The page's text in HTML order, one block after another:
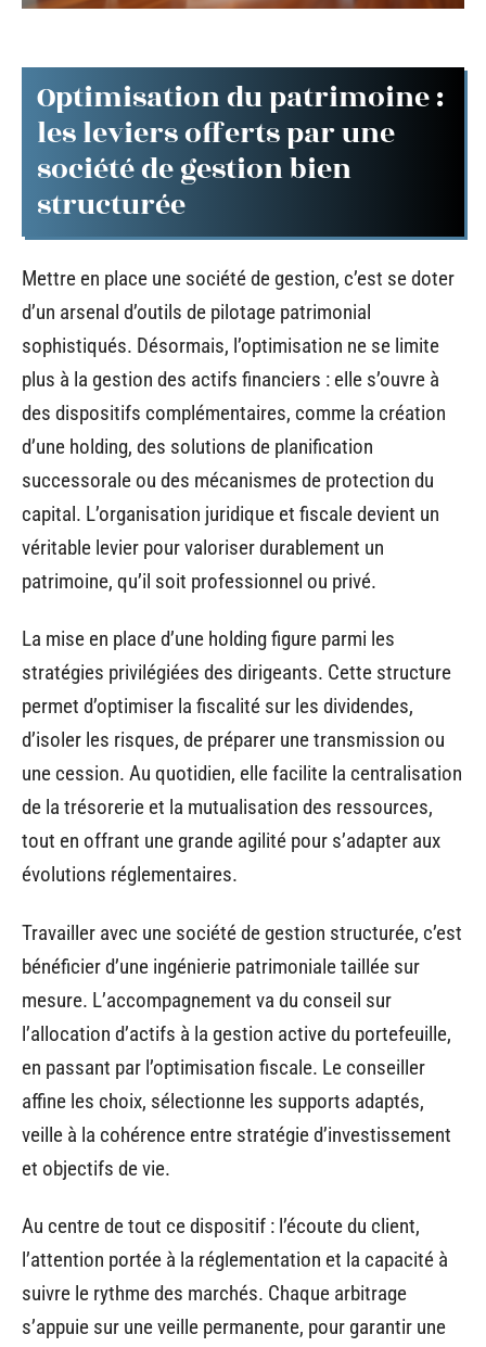
Optimisation du patrimoine :
les leviers offerts par une
société de gestion bien
structurée
Mettre en place une société de gestion, c’est se doter
d’un arsenal d’outils de pilotage patrimonial
sophistiqués. Désormais, l’optimisation ne se limite
plus à la gestion des actifs financiers : elle s’ouvre à
des dispositifs complémentaires, comme la création
d’une holding, des solutions de planification
successorale ou des mécanismes de protection du
capital. L’organisation juridique et fiscale devient un
véritable levier pour valoriser durablement un
patrimoine, qu’il soit professionnel ou privé.
La mise en place d’une holding figure parmi les
stratégies privilégiées des dirigeants. Cette structure
permet d’optimiser la fiscalité sur les dividendes,
d’isoler les risques, de préparer une transmission ou
une cession. Au quotidien, elle facilite la centralisation
de la trésorerie et la mutualisation des ressources,
tout en offrant une grande agilité pour s’adapter aux
évolutions réglementaires.
Travailler avec une société de gestion structurée, c’est
bénéficier d’une ingénierie patrimoniale taillée sur
mesure. L’accompagnement va du conseil sur
l’allocation d’actifs à la gestion active du portefeuille,
en passant par l’optimisation fiscale. Le conseiller
affine les choix, sélectionne les supports adaptés,
veille à la cohérence entre stratégie d’investissement
et objectifs de vie.
Au centre de tout ce dispositif : l’écoute du client,
l’attention portée à la réglementation et la capacité à
suivre le rythme des marchés. Chaque arbitrage
s’appuie sur une veille permanente, pour garantir une